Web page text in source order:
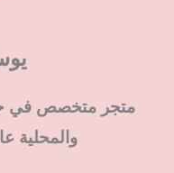
متجر متخصص في
والمحلية